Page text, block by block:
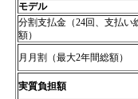
モデル
分割支払金（24回、支払い
額）
月月割（最大2年間総額）
実質負担額